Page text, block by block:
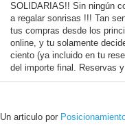
SOLIDARIAS!! Sin ningún
a regalar sonrisas !!! Tan
tus compras desde los
online, y tu solamente
ciento (ya incluido en tu
del importe final. Reservas
Un articulo por